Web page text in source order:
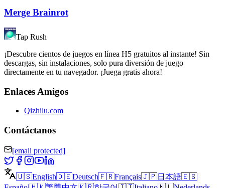
Merge Brainrot
Tap Rush
¡Descubre cientos de juegos en línea H5 gratuitos al instante! Sin
descargas, sin instalaciones, solo pura diversión de juego
directamente en tu navegador. ¡Juega gratis ahora!
Enlaces Amigos
Qizhilu.com
Contáctanos
[email protected]
🇺🇸English🇩🇪Deutsch🇫🇷Français🇯🇵日本語🇪🇸